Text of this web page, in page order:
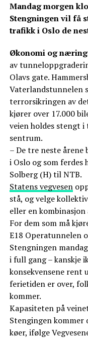
Mandag morgen
Stengningen vil få
trafikk i Oslo de
Økonomi og
av
Olavs gate.
Vaterlandstunnelen
terrorsikringen av
kjører over 17.000
veien holdes stengt
sentrum.
– De tre neste årene
i Oslo og som ferdes
Solberg (H) til NTB.
Statens vegvesen
stå, og velge
eller en kombinasjon
For dem som må
E18 Operatunnelen
Stengningen
i full gang – kanskje
konsekvensene rent
ferietiden er over,
kommer.
Kapasiteten på
Stengingen
køer, ifølge